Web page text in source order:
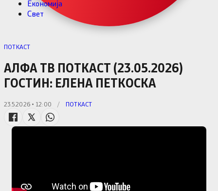
Економија
Свет
ПОТКАСТ
АЛФА ТВ ПОТКАСТ (23.05.2026)
ГОСТИН: ЕЛЕНА ПЕТКОСКА
23.5.2026 • 12:00 / ПОТКАСТ